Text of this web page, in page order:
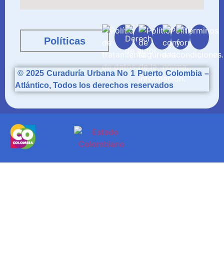
Políticas
© 2025 CuraduríaUrbana No 1 Puerto Colombia –
Atlántico, Todos los derechos reservados